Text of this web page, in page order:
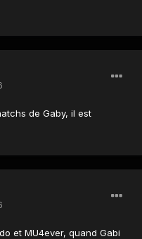
de Gaby, il est
et MU4ever, quand Gabi